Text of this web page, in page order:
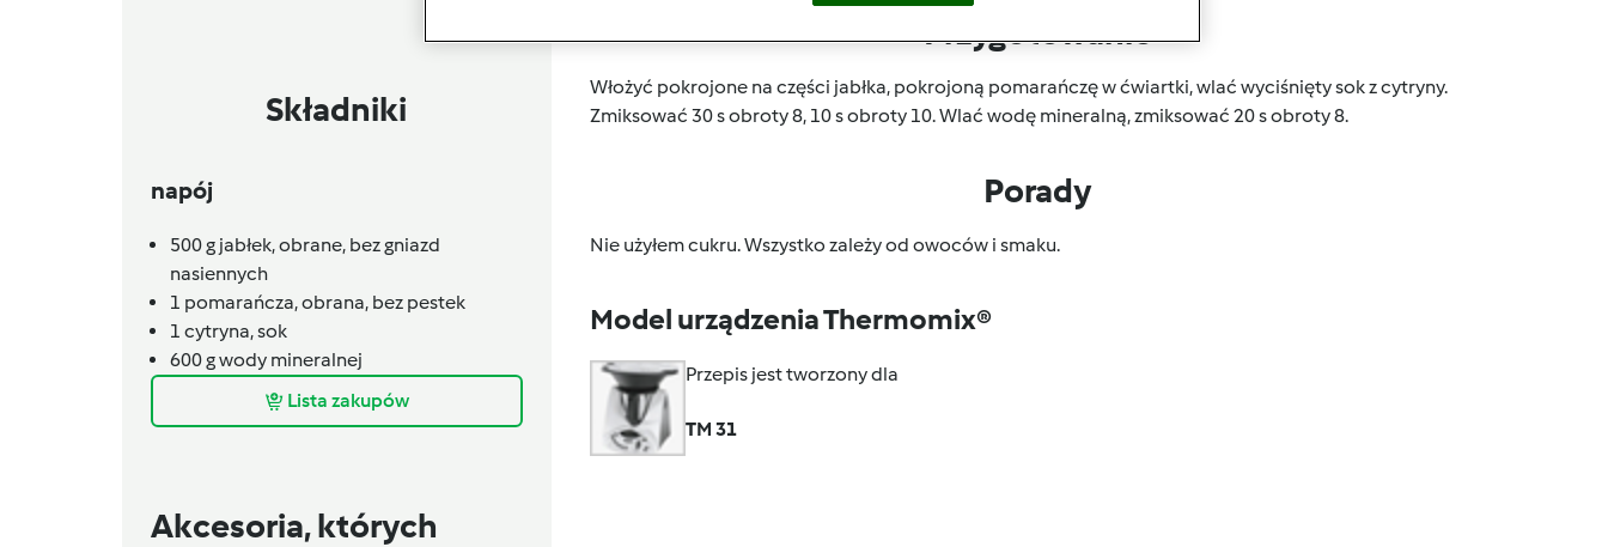
Składniki
napój
500g jabłek,obrane, bez gniazd
nasiennych
1 pomarańcza,obrana, bez pestek
1 cytryna,sok
600gwody mineralnej
Lista zakupów
Akcesoria, których
Przygotowanie
Włożyć pokrojone na części jabłka, pokrojoną pomarańczę w ćwiartki, wlać wyciśnięty sok z cytryny.
Zmiksować 30 s obroty 8, 10 s obroty 10. Wlać wodę mineralną, zmiksować 20 s obroty 8.
Porady
Nie użyłem cukru. Wszystko zależy od owoców i smaku.
Model urządzenia Thermomix®
Przepis jest tworzony dla
TM 31